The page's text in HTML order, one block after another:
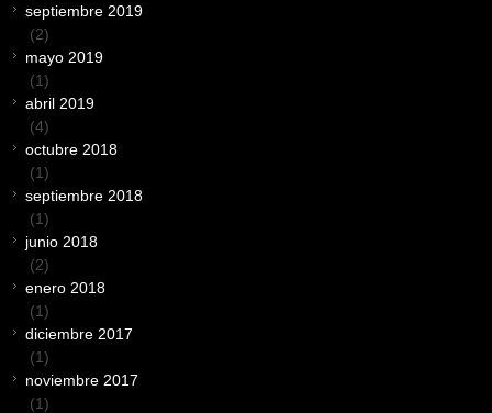
septiembre 2019
(2)
mayo 2019
(1)
abril 2019
(4)
octubre 2018
(1)
septiembre 2018
(1)
junio 2018
(2)
enero 2018
(1)
diciembre 2017
(1)
noviembre 2017
(1)